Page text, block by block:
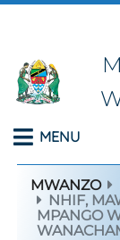
MENU
MWANZO
NHIF,
MPANGO